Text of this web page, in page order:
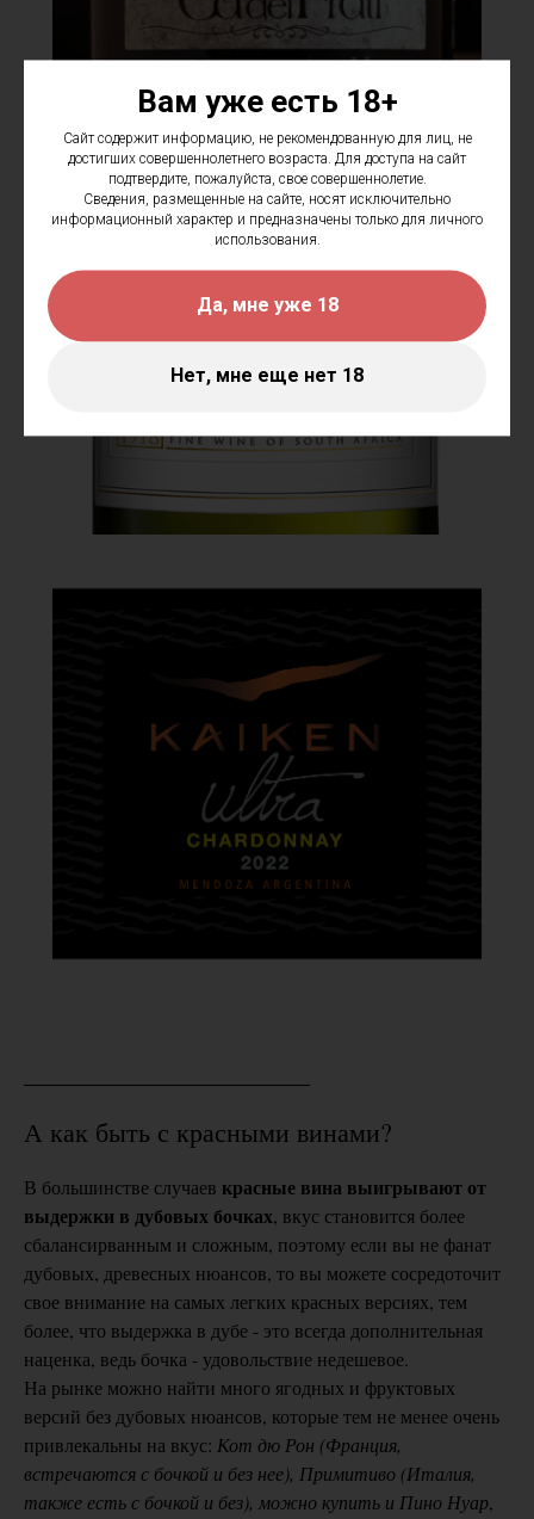
Вам уже есть 18+
Сайт содержит информацию, не рекомендованную для лиц, не
достигших совершеннолетнего возраста. Для доступа на сайт
подтвердите, пожалуйста, свое совершеннолетие.
Сведения, размещенные на сайте, носят исключительно
информационный характер и предназначены только для личного
использования.
Да, мне уже 18
Нет, мне еще нет 18
А как быть с красными винами?
В большинстве случаев красные вина выигрывают от
выдержки в дубовых бочках, вкус становится более
сбалансирванным и сложным, поэтому если вы не фанат
дубовых, древесных нюансов, то вы можете сосредоточит
свое внимание на самых легких красных версиях, тем
более, что выдержка в дубе - это всегда дополнительная
наценка, ведь бочка - удовольствие недешевое.
На рынке можно найти много ягодных и фруктовых
версий без дубовых нюансов, которые тем не менее очень
привлекальны на вкус: Кот дю Рон (Франция,
встречаются с бочкой и без нее), Примитиво (Италия,
также есть с бочкой и без), можно купить и Пино Нуар,